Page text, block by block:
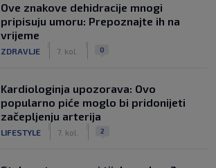
Ove znakove dehidracije mnogi
pripisuju umoru: Prepoznajte ih na
vrijeme
ZDRAVLJE 7. kol. 0
Kardiologinja upozorava: Ovo
popularno piće moglo bi pridonijeti
začepljenju arterija
LIFESTYLE 7. kol. 2